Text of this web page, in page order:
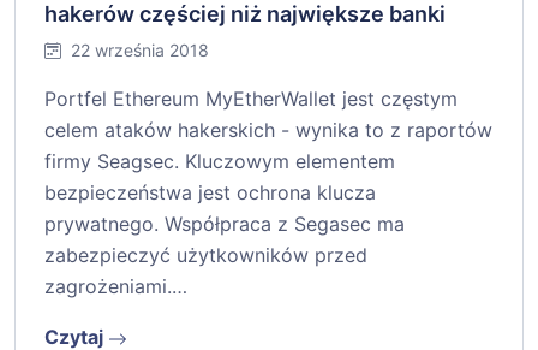
hakerów częściej niż największe banki
22 września 2018
Portfel Ethereum MyEtherWallet jest częstym
celem ataków hakerskich - wynika to z raportów
firmy Seagsec. Kluczowym elementem
bezpieczeństwa jest ochrona klucza
prywatnego. Współpraca z Segasec ma
zabezpieczyć użytkowników przed
zagrożeniami.…
Czytaj